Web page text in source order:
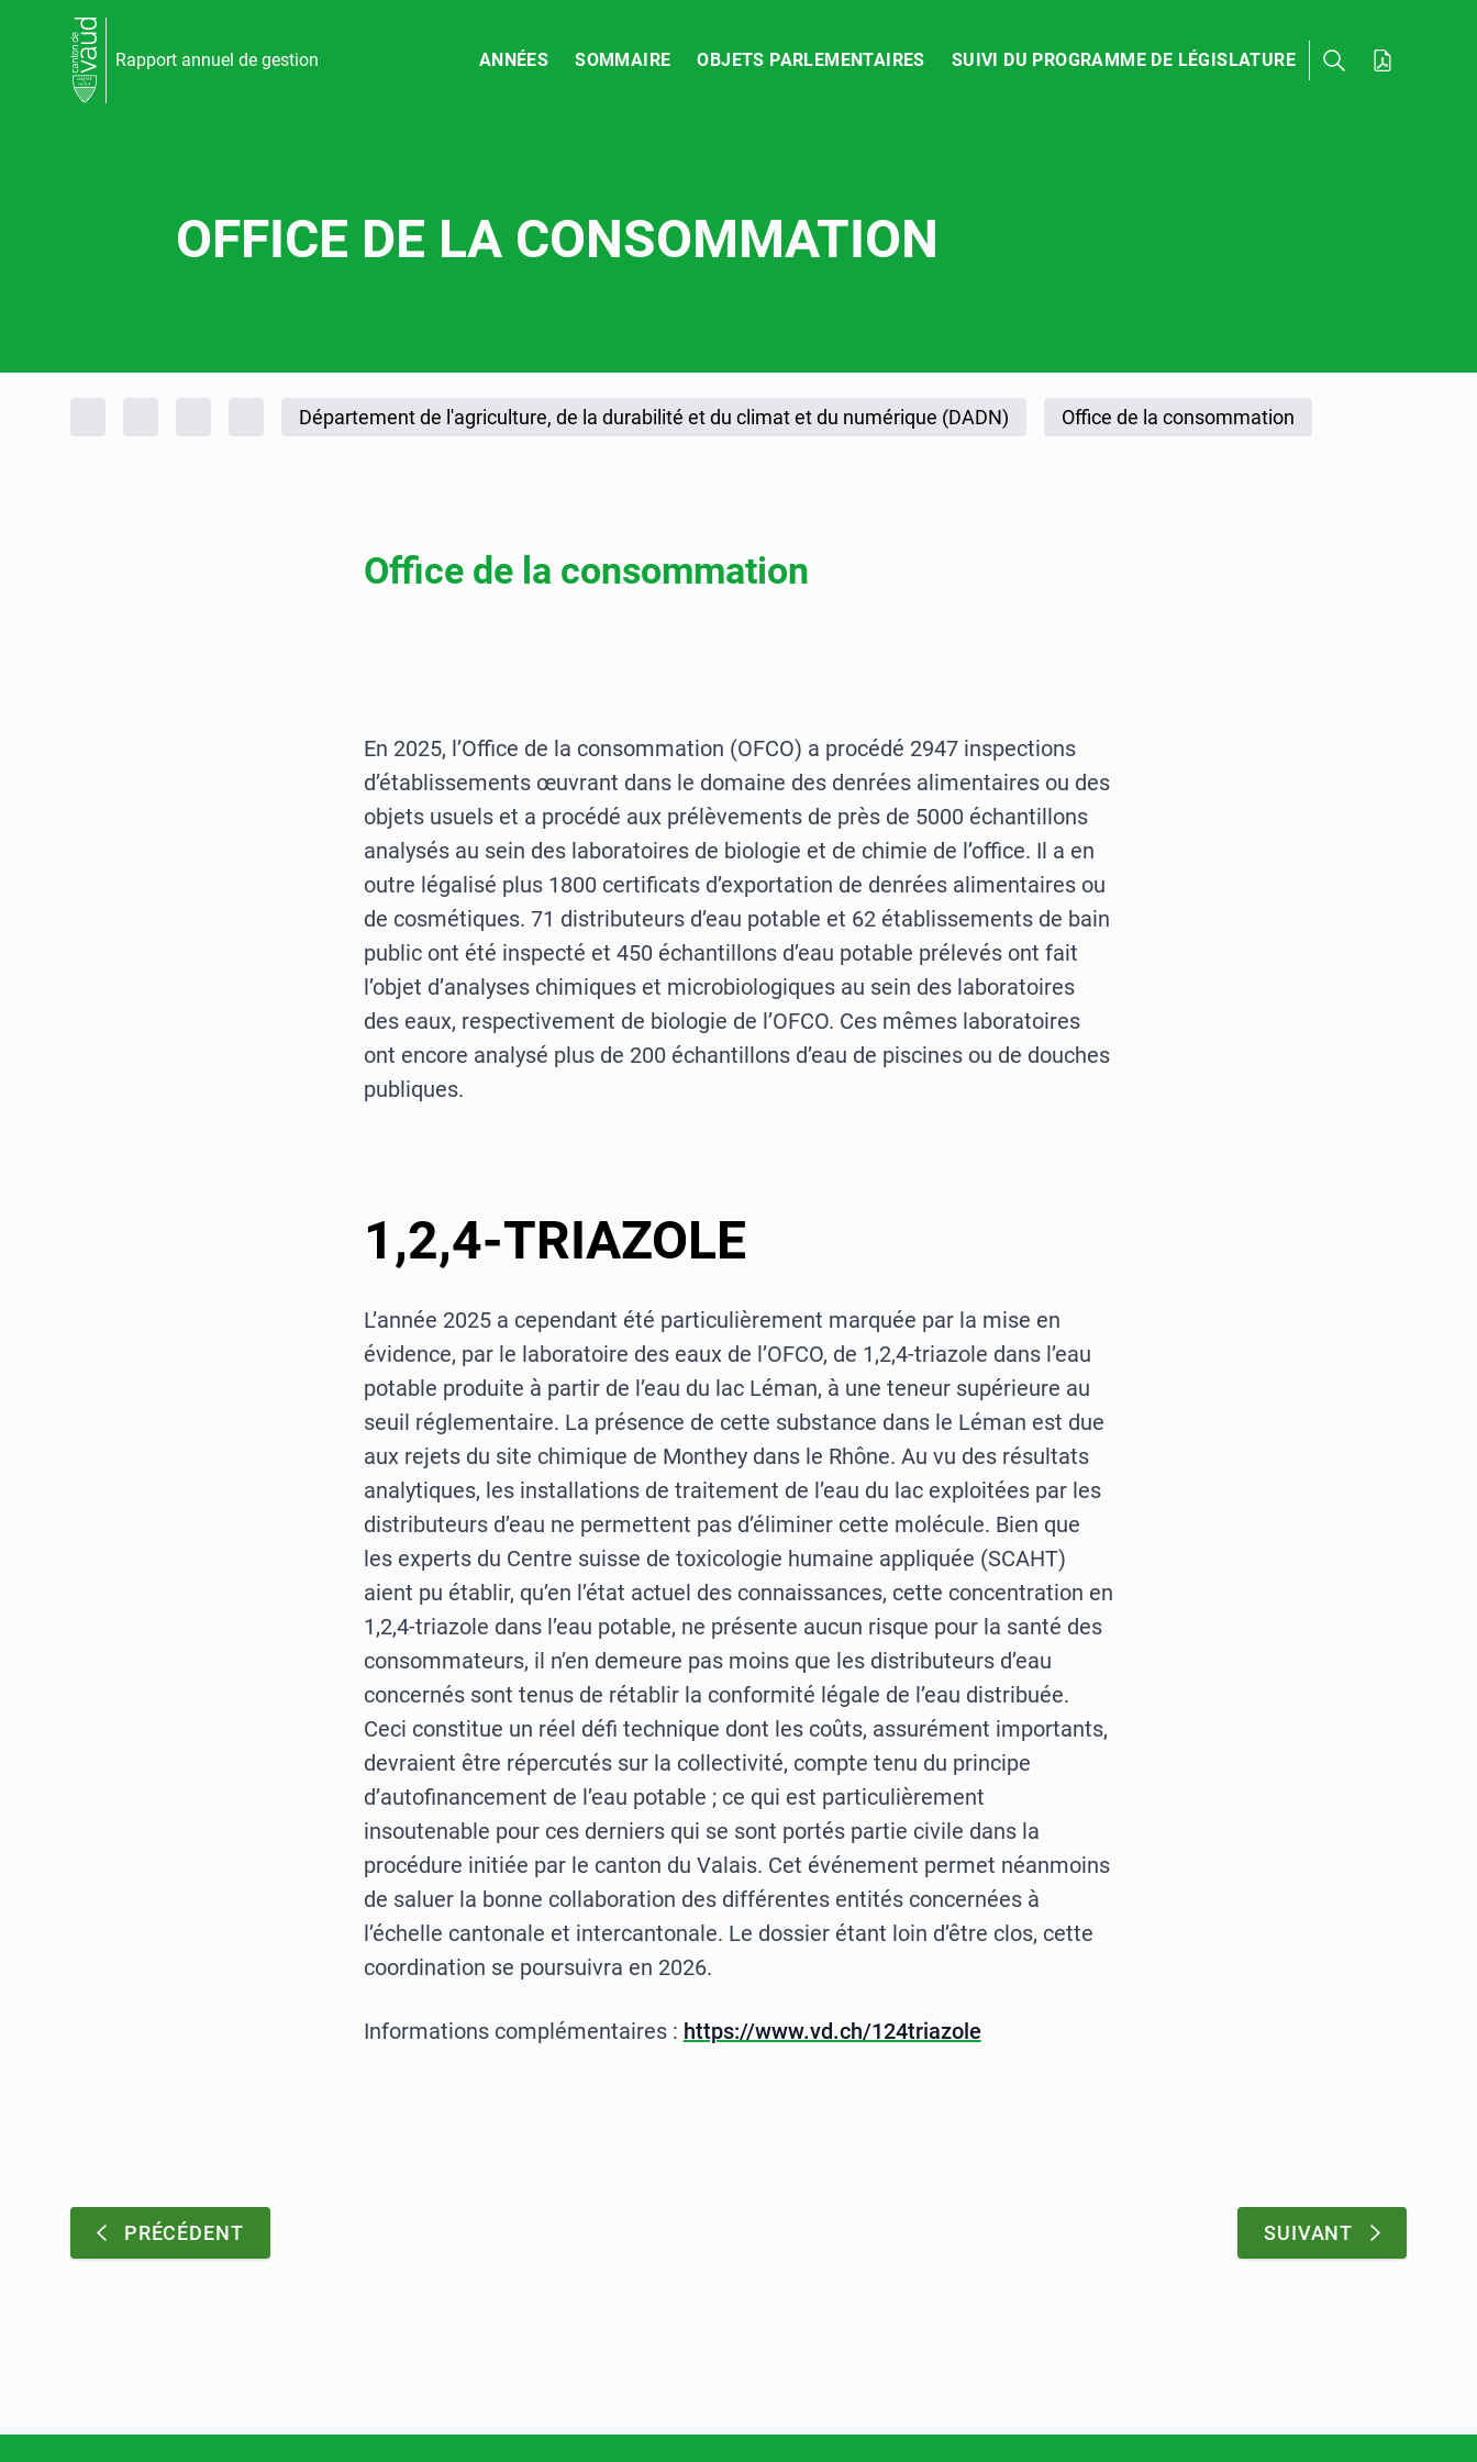
Rapport annuel de gestion ANNÉES SOMMAIRE OBJETS PARLEMENTAIRES SUIVI DU PROGRAMME DE LÉGISLATURE
OFFICE DE LA CONSOMMATION
Rapports d'activités
Rapport annuel de gestion
Rapport annuel de gestion 2025
Département de l'agriculture, de la durabilité et du climat et du numérique (DADN) Office de la consommation
Office de la consommation
En 2025, l’Office de la consommation (OFCO) a procédé 2947 inspections
d’établissements œuvrant dans le domaine des denrées alimentaires ou des
objets usuels et a procédé aux prélèvements de près de 5000 échantillons
analysés au sein des laboratoires de biologie et de chimie de l’office. Il a en
outre légalisé plus 1800 certificats d’exportation de denrées alimentaires ou
de cosmétiques. 71 distributeurs d’eau potable et 62 établissements de bain
public ont été inspecté et 450 échantillons d’eau potable prélevés ont fait
l’objet d’analyses chimiques et microbiologiques au sein des laboratoires
des eaux, respectivement de biologie de l’OFCO. Ces mêmes laboratoires
ont encore analysé plus de 200 échantillons d’eau de piscines ou de douches
publiques.
1,2,4-TRIAZOLE
L’année 2025 a cependant été particulièrement marquée par la mise en
évidence, par le laboratoire des eaux de l’OFCO, de 1,2,4-triazole dans l’eau
potable produite à partir de l’eau du lac Léman, à une teneur supérieure au
seuil réglementaire. La présence de cette substance dans le Léman est due
aux rejets du site chimique de Monthey dans le Rhône. Au vu des résultats
analytiques, les installations de traitement de l’eau du lac exploitées par les
distributeurs d’eau ne permettent pas d’éliminer cette molécule. Bien que
les experts du Centre suisse de toxicologie humaine appliquée (SCAHT)
aient pu établir, qu’en l’état actuel des connaissances, cette concentration en
1,2,4-triazole dans l’eau potable, ne présente aucun risque pour la santé des
consommateurs, il n’en demeure pas moins que les distributeurs d’eau
concernés sont tenus de rétablir la conformité légale de l’eau distribuée.
Ceci constitue un réel défi technique dont les coûts, assurément importants,
devraient être répercutés sur la collectivité, compte tenu du principe
d’autofinancement de l’eau potable ; ce qui est particulièrement
insoutenable pour ces derniers qui se sont portés partie civile dans la
procédure initiée par le canton du Valais. Cet événement permet néanmoins
de saluer la bonne collaboration des différentes entités concernées à
l’échelle cantonale et intercantonale. Le dossier étant loin d’être clos, cette
coordination se poursuivra en 2026.
Informations complémentaires : https://www.vd.ch/124triazole
PRÉCÉDENT: SUIVANT